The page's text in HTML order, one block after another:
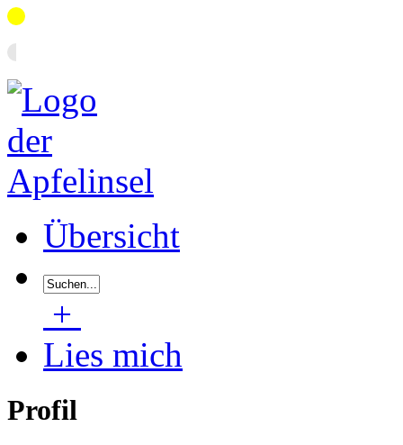
Übersicht
+
Lies mich
Profil